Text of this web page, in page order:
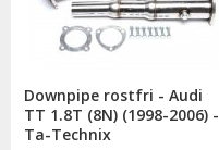
Downpipe rostfri - Audi
TT 1.8T (8N) (1998-2006) -
Ta-Technix